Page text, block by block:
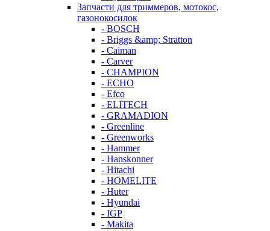
Запчасти для триммеров, мотокос,
газонокосилок
- BOSCH
- Briggs &amp; Stratton
- Caiman
- Carver
- CHAMPION
- ECHO
- Efco
- ELITECH
- GRAMADION
- Greenline
- Greenworks
- Hammer
- Hanskonner
- Hitachi
- HOMELITE
- Huter
- Hyundai
- IGP
- Makita